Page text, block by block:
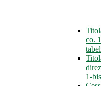
co.
1-